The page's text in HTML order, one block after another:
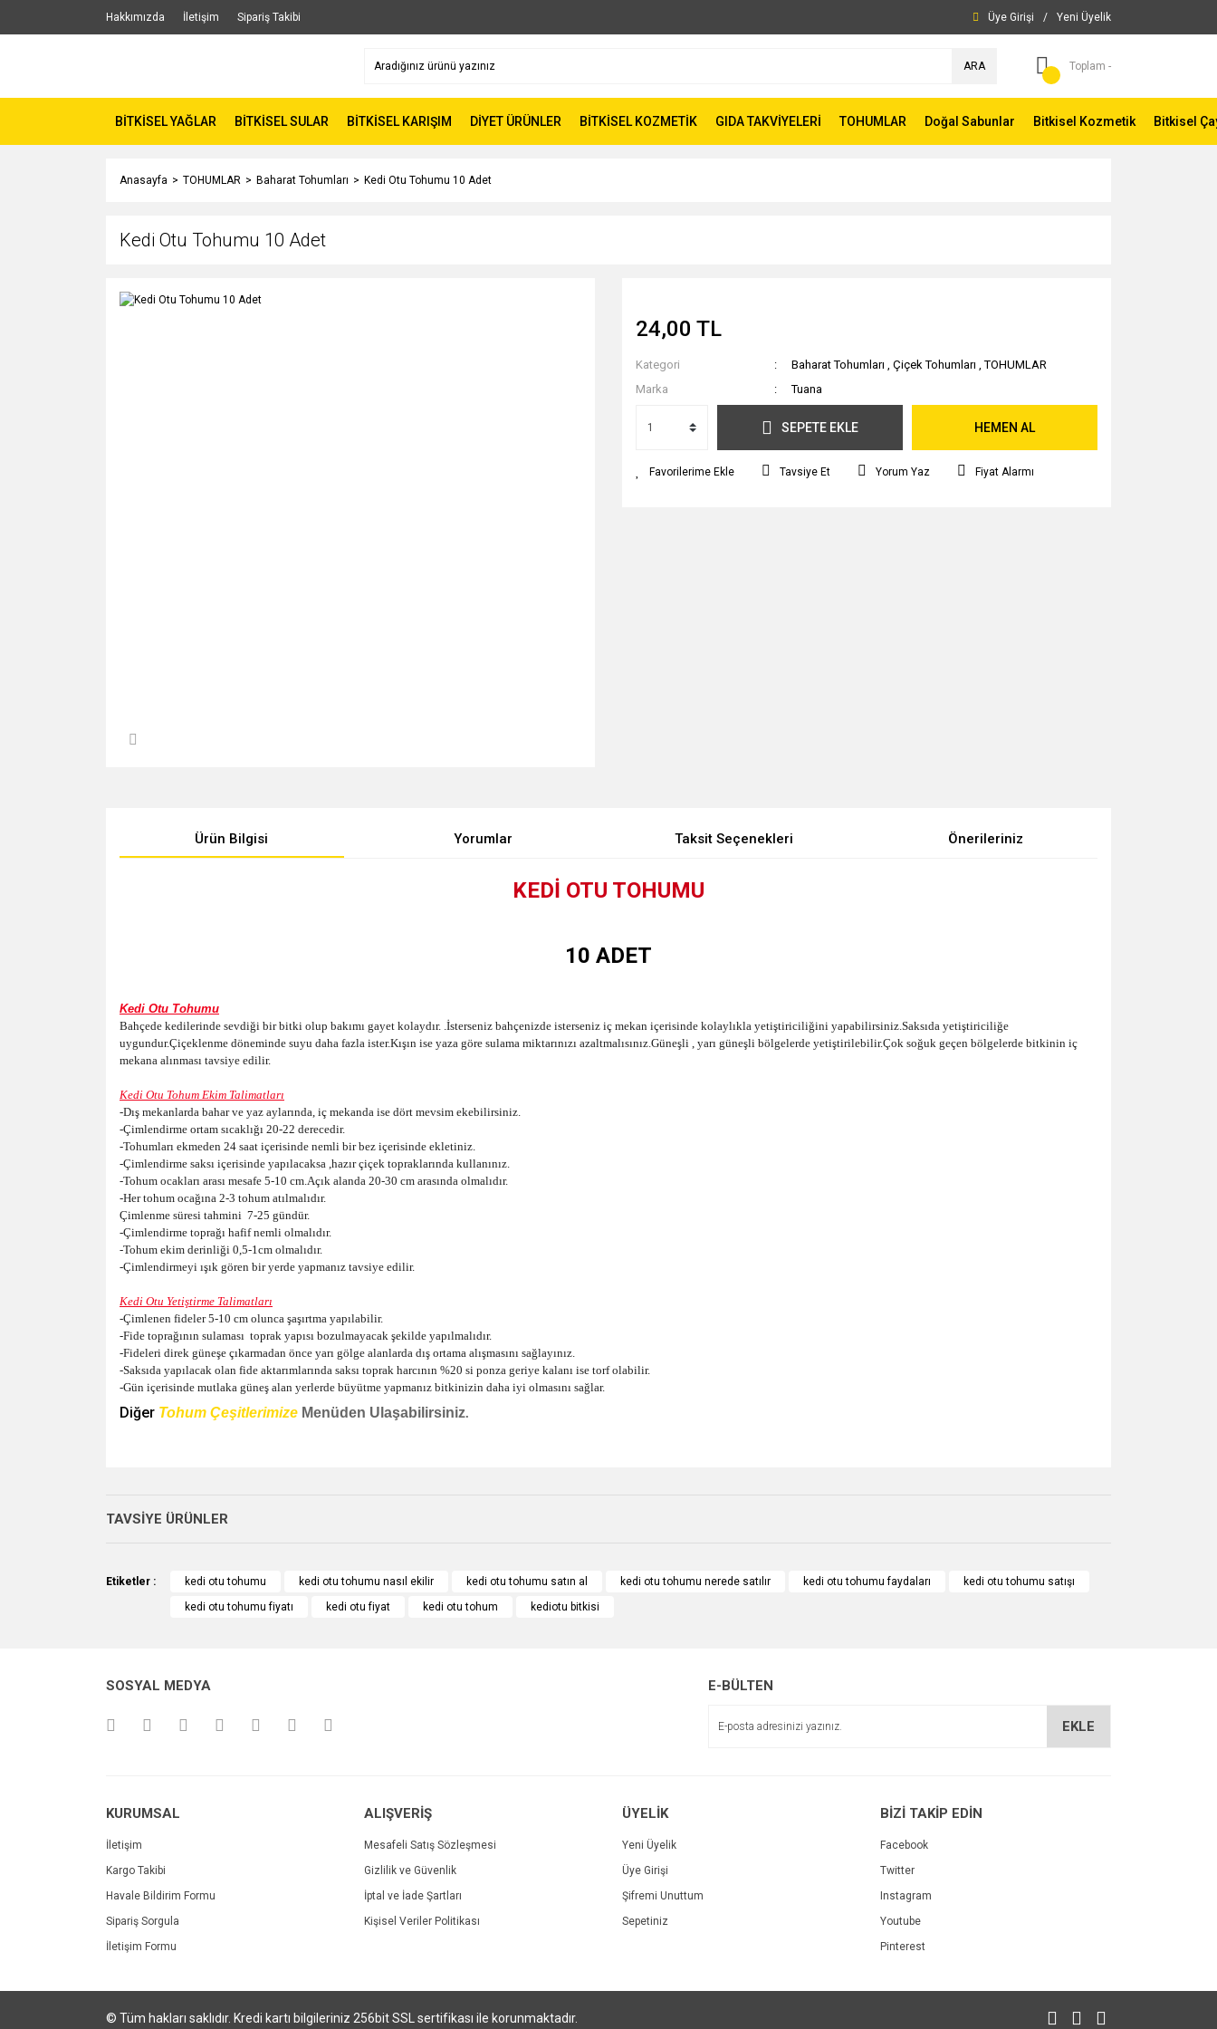
Hakkımızda İletişim Sipariş Takibi Üye Girişi / Yeni Üyelik
ARA Toplam -
BİTKİSEL YAĞLAR BİTKİSEL SULAR BİTKİSEL KARIŞIM DİYET ÜRÜNLER BİTKİSEL KOZMETİK GIDA TAKVİYELERİ TOHUMLAR Doğal Sabunlar Bitkisel Kozmetik Bitkisel
Anasayfa TOHUMLAR Baharat Tohumları Kedi Otu Tohumu 10 Adet
Kedi Otu Tohumu 10 Adet
24,00 TL
Kategori Baharat Tohumları , Çiçek Tohumları ,TOHUMLAR
Marka
Tuana
SEPETE EKLE HEMEN AL
Tavsiye Et Yorum Yaz Fiyat Alarmı
Ürün Bilgisi Yorumlar Taksit Seçenekleri Önerileriniz
KEDİ OTU TOHUMU
10 ADET
Kedi Otu Tohumu
Bahçede kedilerinde sevdiği bir bitki olup bakımı gayet kolaydır. .İsterseniz bahçenizde isterseniz iç mekan içerisinde kolaylıkla yetiştiriciliğini yapabilirsiniz.Saksıda yetiştiriciliğe
uygundur.Çiçeklenme döneminde suyu daha fazla ister.Kışın ise yaza göre sulama miktarınızı azaltmalısınız.Güneşli , yarı güneşli bölgelerde yetiştirilebilir.Çok soğuk geçen bölgelerde bitkinin iç
mekana alınması tavsiye edilir.
Kedi Otu Tohum Ekim Talimatları
-Dış mekanlarda bahar ve yaz aylarında, iç mekanda ise dört mevsim ekebilirsiniz.
-Çimlendirme ortam sıcaklığı 20-22 derecedir.
-Tohumları ekmeden 24 saat içerisinde nemli bir bez içerisinde ekletiniz.
-Çimlendirme saksı içerisinde yapılacaksa ,hazır çiçek topraklarında kullanınız.
-Tohum ocakları arası mesafe 5-10 cm.Açık alanda 20-30 cm arasında olmalıdır.
-Her tohum ocağına 2-3 tohum atılmalıdır.
Çimlenme süresi tahmini 7-25 gündür.
-Çimlendirme toprağı hafif nemli olmalıdır.
-Tohum ekim derinliği 0,5-1cm olmalıdır.
-Çimlendirmeyi ışık gören bir yerde yapmanız tavsiye edilir.
Kedi Otu Yetiştirme Talimatları
-Çimlenen fideler 5-10 cm olunca şaşırtma yapılabilir.
-Fide toprağının sulaması toprak yapısı bozulmayacak şekilde yapılmalıdır.
-Fideleri direk güneşe çıkarmadan önce yarı gölge alanlarda dış ortama alışmasını sağlayınız.
-Saksıda yapılacak olan fide aktarımlarında saksı toprak harcının %20 si ponza geriye kalanı ise torf olabilir.
-Gün içerisinde mutlaka güneş alan yerlerde büyütme yapmanız bitkinizin daha iyi olmasını sağlar.
Diğer Tohum Çeşitlerimize Menüden Ulaşabilirsiniz.
Ürün bilgilerinde hatalar bulunuyor.
Ürün fiyatı diğer sitelerden daha pahalı.
TAVSİYE ÜRÜNLER
22,00 TL
Karışık Renkli Cezayir Menekşesi Tohumu
22,00 TL
Etiketler : kedi otu tohumu kedi otu tohumu nasıl ekilir kedi otu tohumu satın al kedi otu tohumu nerede satılır kedi otu tohumu faydaları
kedi otu tohumu satışı
kedi otu tohumu fiyatı
kedi otu fiyat kedi otu tohum kediotu bitkisi
SOSYAL MEDYA E-BÜLTEN
EKLE
KURUMSAL
İletişim
Kargo Takibi
Havale Bildirim Formu
Sipariş Sorgula
İletişim Formu
ALIŞVERİŞ
Mesafeli Satış Sözleşmesi
Gizlilik ve Güvenlik
İptal ve İade Şartları
Kişisel Veriler Politikası
ÜYELİK
Yeni Üyelik
Üye Girişi
Şifremi Unuttum
Sepetiniz
BİZİ TAKİP EDİN
Facebook
Twitter
Instagram
Youtube
Pinterest
© Tüm hakları saklıdır. Kredi kartı bilgileriniz 256bit SSL sertifikası ile korunmaktadır.